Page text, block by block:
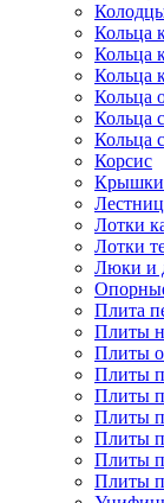
Кольца
Кольца
Кольца
Кольца
Кольца
Кольца
Корсис
Крышки
Лотки
Лотки
Люки и
Плита
Плиты
Плиты
Плиты
Плиты
Плиты
Плиты
Плиты
Плиты